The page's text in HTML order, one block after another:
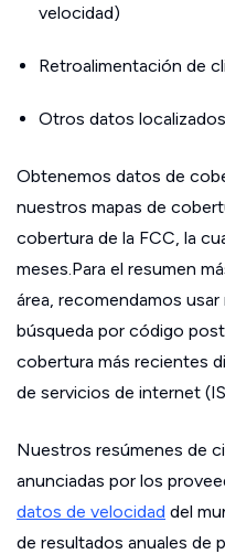
velocidad)
Retroalimentación de
Otros datos
Obtenemos datos de
nuestros mapas de
cobertura de la FCC, la
meses.Para el resumen
área, recomendamos
búsqueda por código
cobertura más recientes
de servicios de internet
Nuestros resúmenes de
anunciadas por los
datos de velocidad del
de resultados anuales de